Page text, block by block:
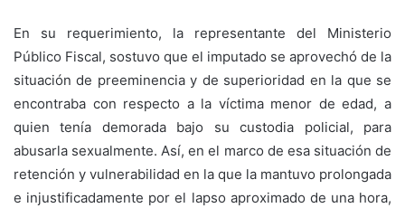
En su requerimiento, la representante del Ministerio
Público Fiscal, sostuvo que el imputado se aprovechó de la
situación de preeminencia y de superioridad en la que se
encontraba con respecto a la víctima menor de edad, a
quien tenía demorada bajo su custodia policial, para
abusarla sexualmente. Así, en el marco de esa situación de
retención y vulnerabilidad en la que la mantuvo prolongada
e injustificadamente por el lapso aproximado de una hora,